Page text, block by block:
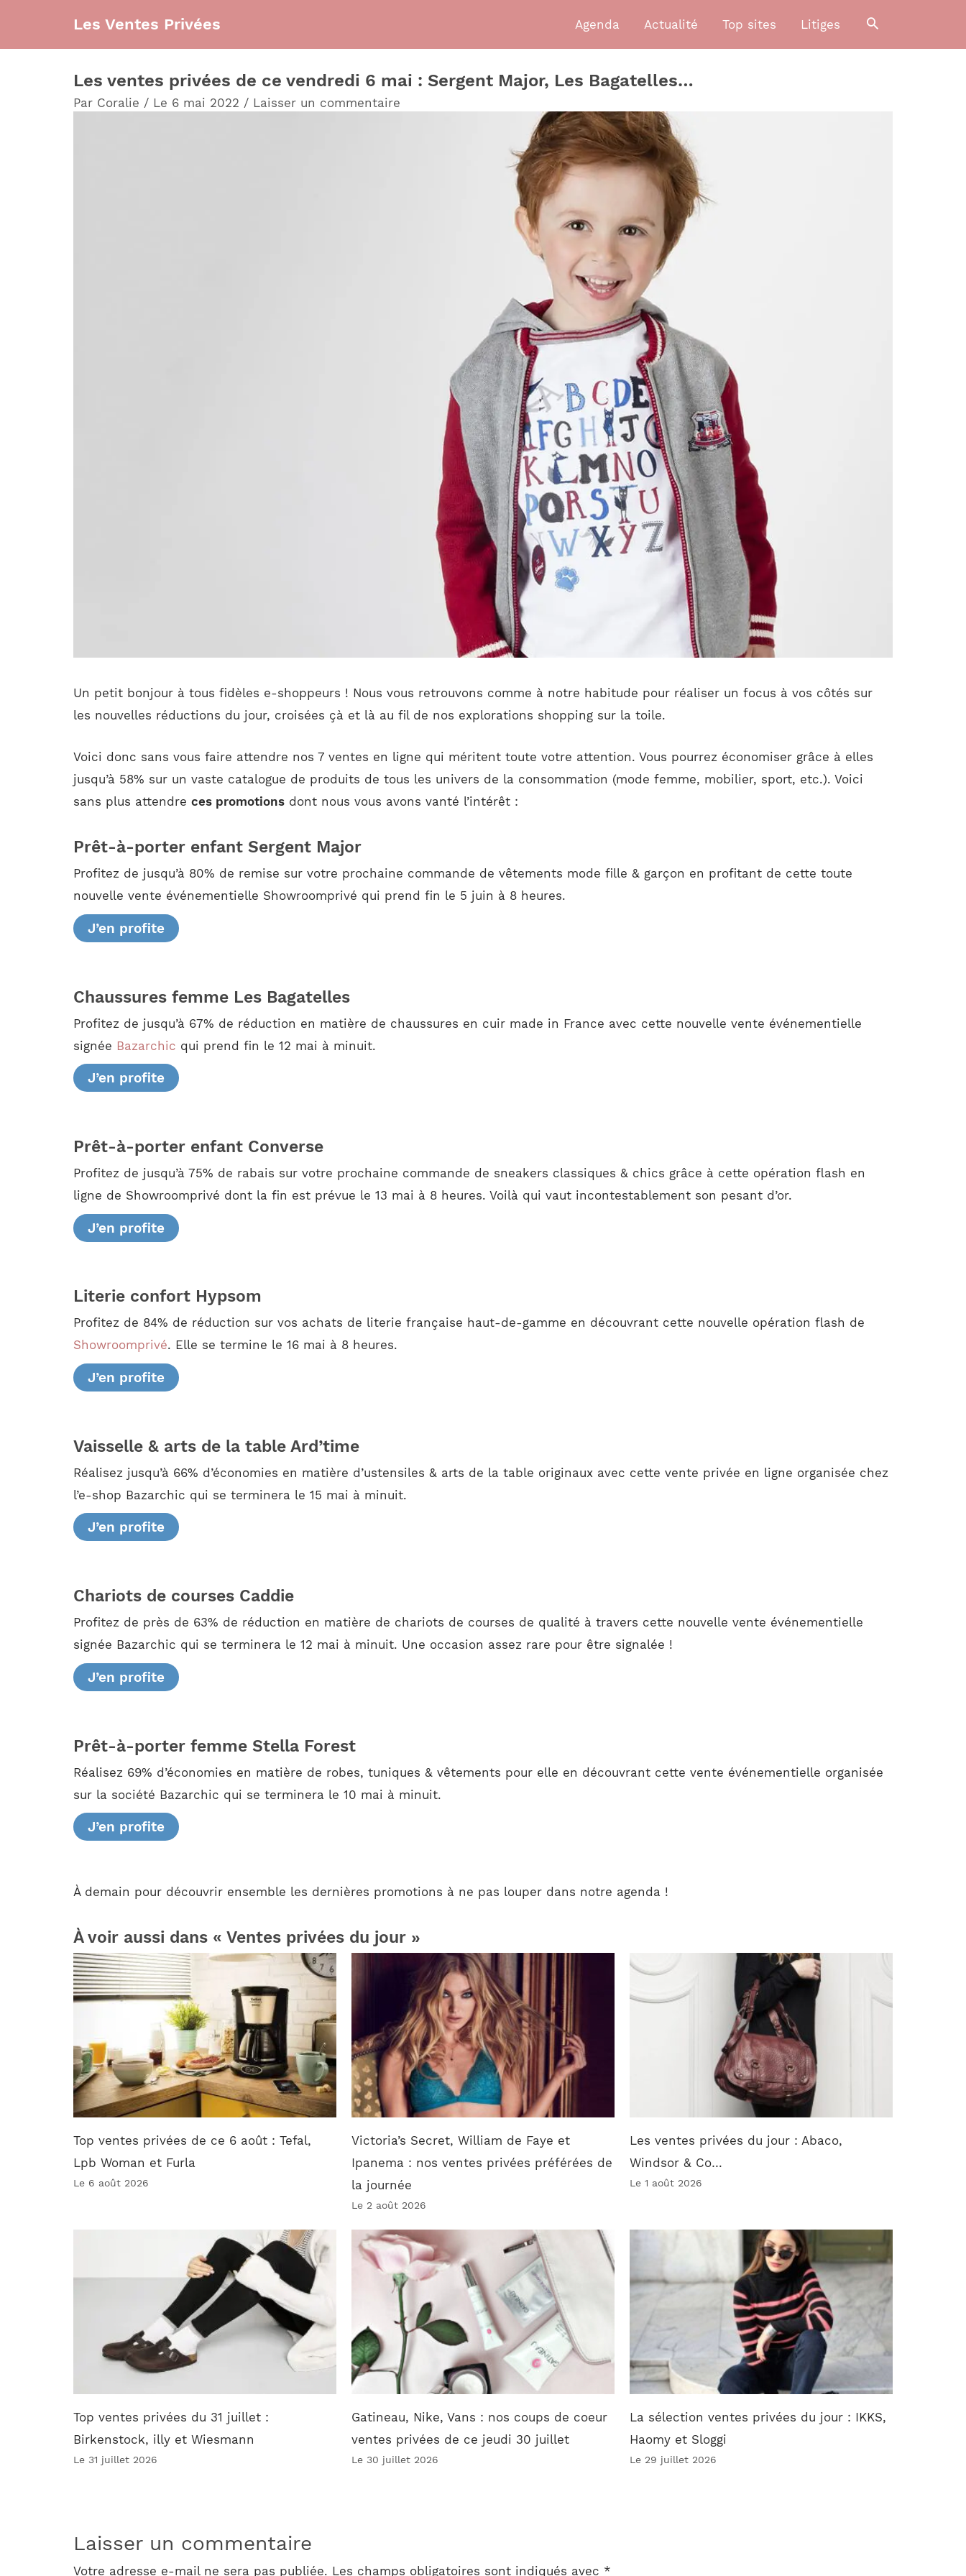
Les Ventes Privées Agenda Actualité Top sites Litiges
Les ventes privées de ce vendredi 6 mai : Sergent Major, Les Bagatelles…
Par Coralie / Le 6 mai 2022 / Laisser un commentaire
Un petit bonjour à tous fidèles e-shoppeurs ! Nous vous retrouvons comme à notre habitude pour réaliser un focus à vos côtés sur
les nouvelles réductions du jour, croisées çà et là au fil de nos explorations shopping sur la toile.
Voici donc sans vous faire attendre nos 7 ventes en ligne qui méritent toute votre attention. Vous pourrez économiser grâce à elles
jusqu’à 58% sur un vaste catalogue de produits de tous les univers de la consommation (mode femme, mobilier, sport, etc.). Voici
sans plus attendre ces promotions dont nous vous avons vanté l’intérêt :
Prêt-à-porter enfant Sergent Major
Profitez de jusqu’à 80% de remise sur votre prochaine commande de vêtements mode fille & garçon en profitant de cette toute
nouvelle vente événementielle Showroomprivé qui prend fin le 5 juin à 8 heures.
J’en profite
Chaussures femme Les Bagatelles
Profitez de jusqu’à 67% de réduction en matière de chaussures en cuir made in France avec cette nouvelle vente événementielle
signée Bazarchic qui prend fin le 12 mai à minuit.
J’en profite
Prêt-à-porter enfant Converse
Profitez de jusqu’à 75% de rabais sur votre prochaine commande de sneakers classiques & chics grâce à cette opération flash en
ligne de Showroomprivé dont la fin est prévue le 13 mai à 8 heures. Voilà qui vaut incontestablement son pesant d’or.
J’en profite
Literie confort Hypsom
Profitez de 84% de réduction sur vos achats de literie française haut-de-gamme en découvrant cette nouvelle opération flash de
Showroomprivé. Elle se termine le 16 mai à 8 heures.
J’en profite
Vaisselle & arts de la table Ard’time
Réalisez jusqu’à 66% d’économies en matière d’ustensiles & arts de la table originaux avec cette vente privée en ligne organisée chez
l’e-shop Bazarchic qui se terminera le 15 mai à minuit.
J’en profite
Chariots de courses Caddie
Profitez de près de 63% de réduction en matière de chariots de courses de qualité à travers cette nouvelle vente événementielle
signée Bazarchic qui se terminera le 12 mai à minuit. Une occasion assez rare pour être signalée !
J’en profite
Prêt-à-porter femme Stella Forest
Réalisez 69% d’économies en matière de robes, tuniques & vêtements pour elle en découvrant cette vente événementielle organisée
sur la société Bazarchic qui se terminera le 10 mai à minuit.
J’en profite
À demain pour découvrir ensemble les dernières promotions à ne pas louper dans notre agenda !
À voir aussi dans « Ventes privées du jour »
Top ventes privées de ce 6 août : Tefal,
Lpb Woman et Furla
Le 6 août 2026
Victoria’s Secret, William de Faye et
Ipanema : nos ventes privées préférées de
la journée
Le 2 août 2026
Les ventes privées du jour : Abaco,
Windsor & Co…
Le 1 août 2026
Top ventes privées du 31 juillet :
Birkenstock, illy et Wiesmann
Le 31 juillet 2026
Gatineau, Nike, Vans : nos coups de coeur
ventes privées de ce jeudi 30 juillet
Le 30 juillet 2026
La sélection ventes privées du jour : IKKS,
Haomy et Sloggi
Le 29 juillet 2026
Laisser un commentaire
Votre adresse e-mail ne sera pas publiée. Les champs obligatoires sont indiqués avec *